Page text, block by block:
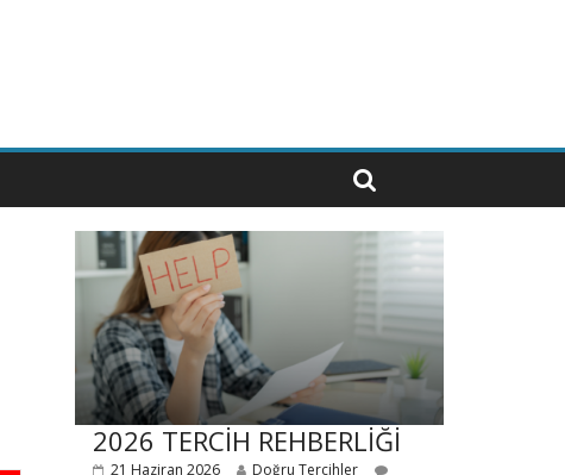
2026 TERCİH REHBERLİĞİ
21 Haziran 2026
Doğru Tercihler